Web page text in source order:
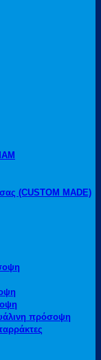
(CUSTOM MADE)
πρόσοψη